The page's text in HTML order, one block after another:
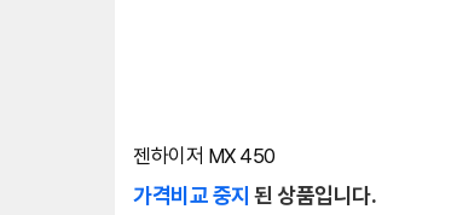
젠하이저 MX 450
가격비교 중지 된 상품입니다.